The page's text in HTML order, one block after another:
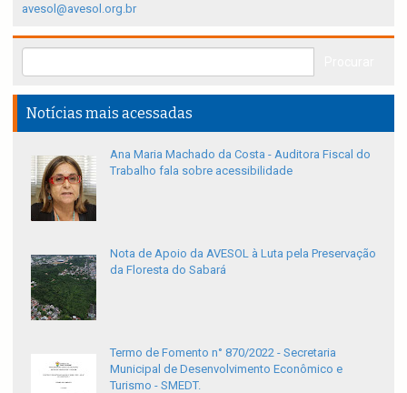
avesol@avesol.org.br
Notícias mais acessadas
Ana Maria Machado da Costa - Auditora Fiscal do
Trabalho fala sobre acessibilidade
Nota de Apoio da AVESOL à Luta pela Preservação
da Floresta do Sabará
Termo de Fomento n° 870/2022 - Secretaria
Municipal de Desenvolvimento Econômico e
Turismo - SMEDT.